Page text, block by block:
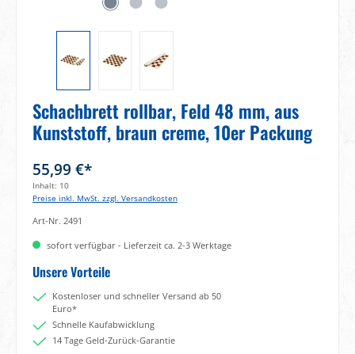
Schachbrett rollbar, Feld 48 mm, aus
Kunststoff, braun creme, 10er Packung
55,99 €*
Inhalt: 10
Preise inkl. MwSt. zzgl. Versandkosten
Art-Nr. 2491
sofort verfügbar - Lieferzeit ca. 2-3 Werktage
Unsere Vorteile
Kostenloser und schneller Versand ab 50
Euro*
Schnelle Kaufabwicklung
14 Tage Geld-Zurück-Garantie